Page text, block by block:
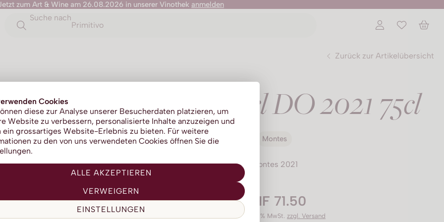
Cookies
diese zur Analyse unserer Besucherdaten platzieren, um
Website zu verbessern, personalisierte Inhalte anzuzeigen und
ein grossartiges Website-Erlebnis zu bieten. Für weitere
zu den von uns verwendeten Cookies öffnen Sie die
ALLE AKZEPTIEREN
VERWEIGERN
EINSTELLUNGEN
zum Art & Wine am 26.08.2026 in unserer Vinothek anmelden
Suche nach
Primitivo
Zurück zur Artikelübersicht
Purple Angel DO 2021 75cl
Montes
Montes 2021
CHF 71.50
Preis inkl. 8.1% MwSt. zzgl. Versand